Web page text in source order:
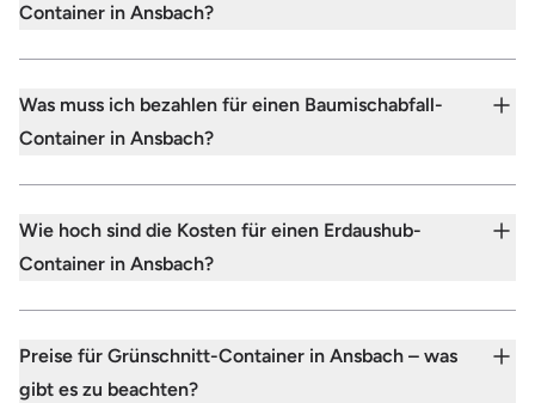
Container in Ansbach?
Was muss ich bezahlen für einen Baumischabfall-
Container in Ansbach?
Wie hoch sind die Kosten für einen Erdaushub-
Container in Ansbach?
Preise für Grünschnitt-Container in Ansbach – was
gibt es zu beachten?